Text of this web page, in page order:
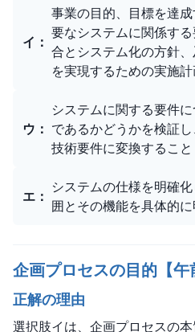
イ ：
事業の目的、目標を達
要なシステムに関係す
合とシステム化の方針
を実現するための実施
ウ ：
システムに関する要件
であるかどうかを検証
技術要件に変換すること
エ ：
システムの仕様を明確
囲とその機能を具体的
企画プロセスの目的【午
正解の理由
選択肢イは、企画プロセスの